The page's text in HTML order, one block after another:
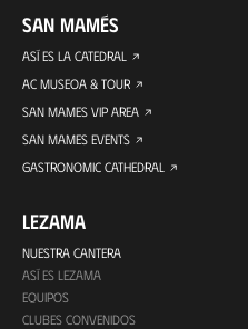
SAN MAMÉS
ASÍ ES LA CATEDRAL
AC MUSEOA & TOUR
SAN MAMES VIP AREA
SAN MAMES EVENTS
GASTRONOMIC CATHEDRAL
LEZAMA
NUESTRA CANTERA
ASÍ ES LEZAMA
EQUIPOS
CLUBES CONVENIDOS